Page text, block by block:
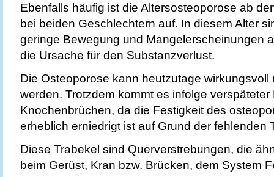
Ebenfalls häufig ist die Altersosteoporose ab
bei beiden Geschlechtern auf. In diesem Alter
geringe Bewegung und Mangelerscheinungen
die Ursache für den Substanzverlust.
Die Osteoporose kann heutzutage
werden. Trotzdem kommt es infolge
Knochenbrüchen, da die Festigkeit des
erheblich erniedrigt ist auf Grund der fehlenden
Diese Trabekel sind Querverstrebungen, die
beim Gerüst, Kran bzw. Brücken, dem System